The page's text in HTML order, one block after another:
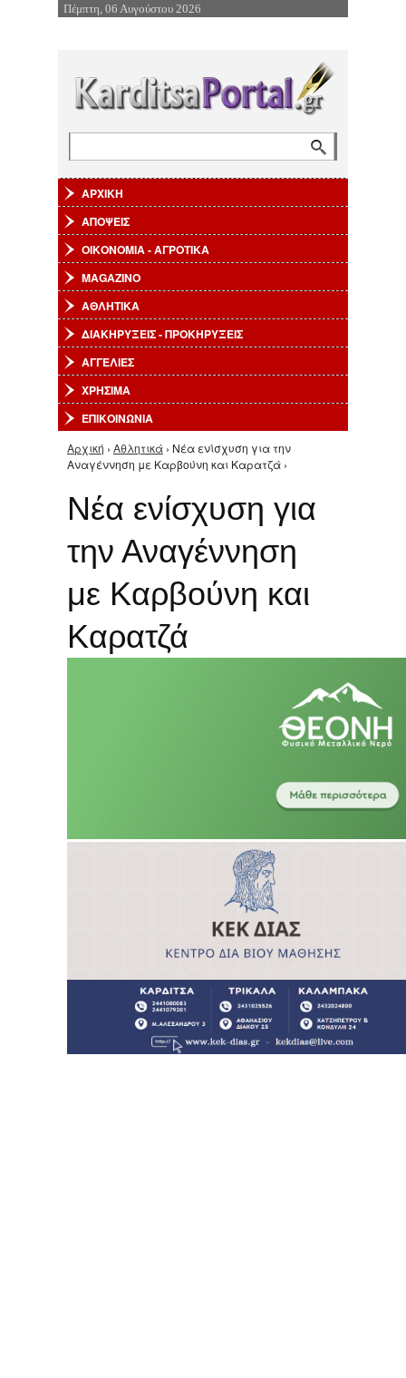
Επιστροφή στην Πλοήγηση
Πέμπτη, 06 Αυγούστου 2026
ΑΡΧΙΚΗ
ΑΠΟΨΕΙΣ
ΟΙΚΟΝΟΜΙΑ - ΑΓΡΟΤΙΚΑ
MAGAZINO
ΑΘΛΗΤΙΚΑ
ΔΙΑΚΗΡΥΞΕΙΣ - ΠΡΟΚΗΡΥΞΕΙΣ
ΑΓΓΕΛΙΕΣ
ΧΡΗΣΙΜΑ
ΕΠΙΚΟΙΝΩΝΙΑ
Είστε εδώ
Αρχική › Αθλητικά › Νέα ενίσχυση για την
Αναγέννηση με Καρβούνη και Καρατζά ›
Νέα ενίσχυση για
την Αναγέννηση
με Καρβούνη και
Καρατζά